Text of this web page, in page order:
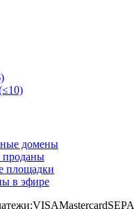
домены
проданы
площадки
в эфире
VISAMastercardSEPA